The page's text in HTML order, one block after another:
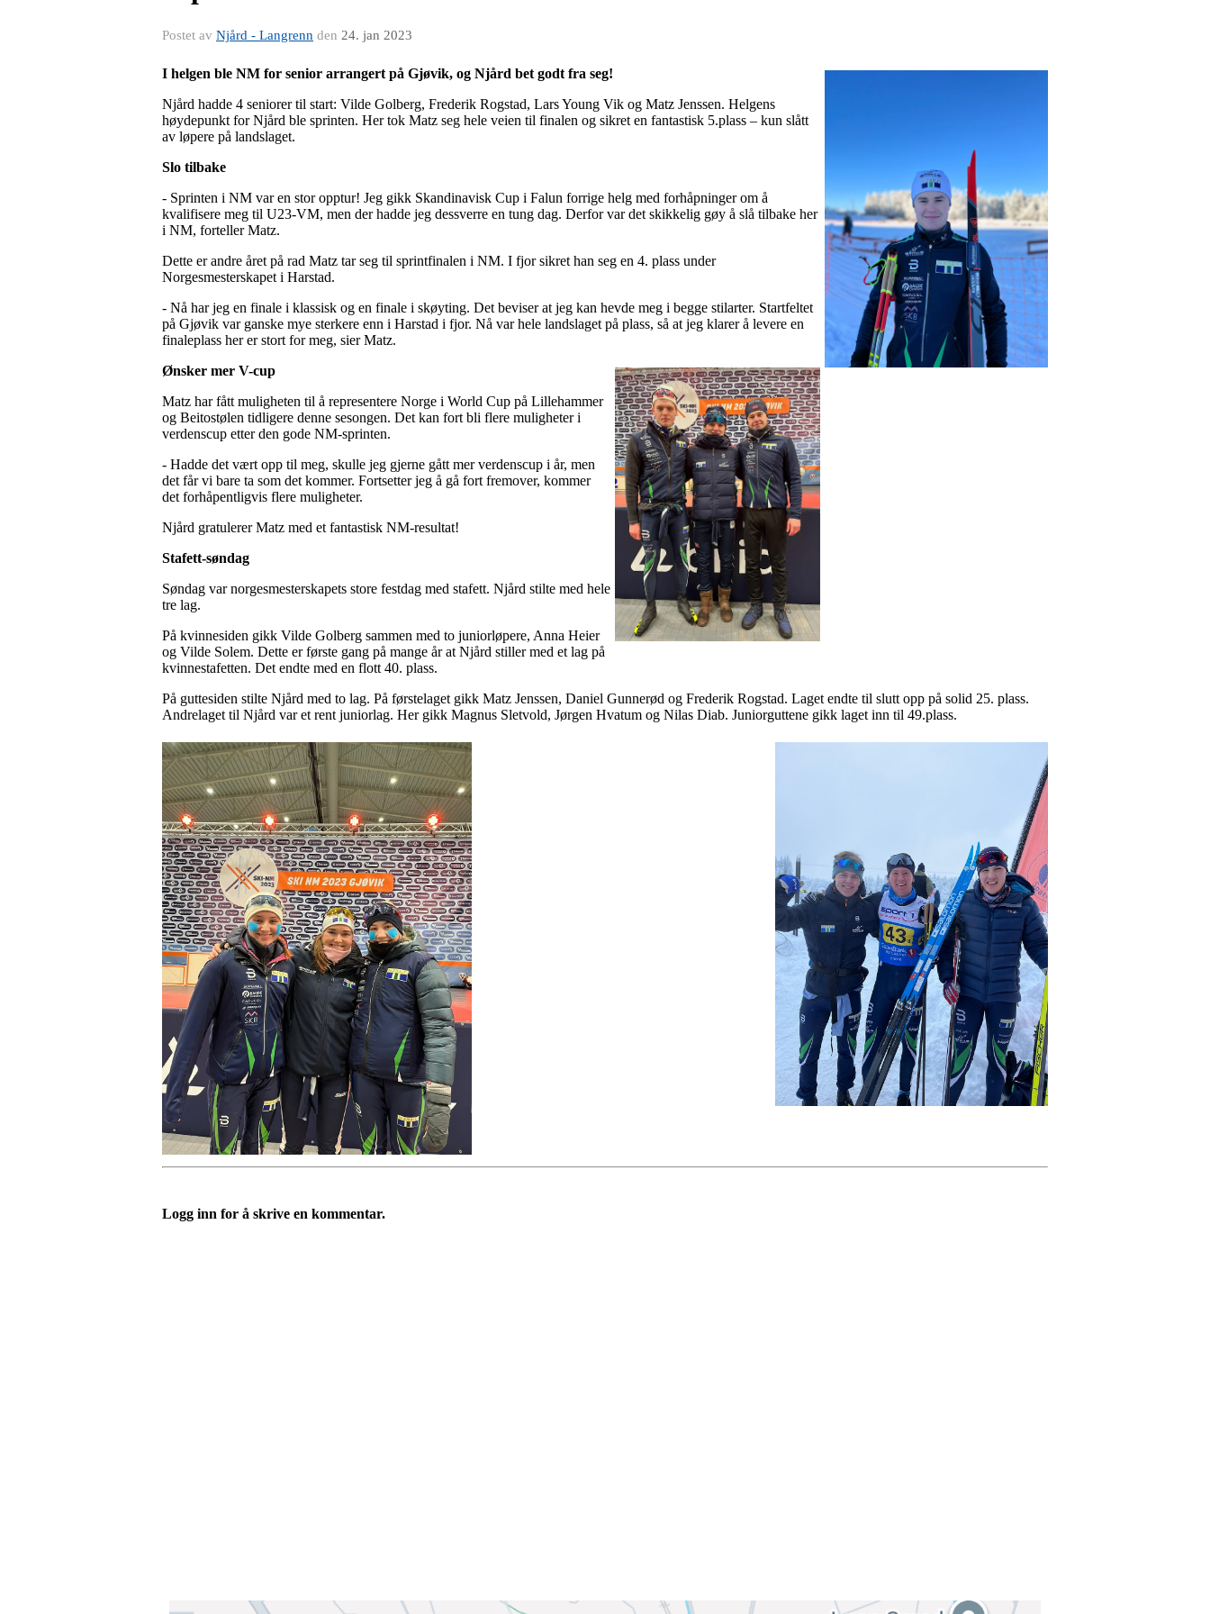
Postet av Njård - Langrenn den 24. jan 2023
I helgen ble NM for senior arrangert på Gjøvik, og Njård bet godt fra seg!
Njård hadde 4 seniorer til start: Vilde Golberg, Frederik Rogstad, Lars Young Vik og Matz Jenssen. Helgens
høydepunkt for Njård ble sprinten. Her tok Matz seg hele veien til finalen og sikret en fantastisk 5.plass – kun slått
av løpere på landslaget.
Slo tilbake
- Sprinten i NM var en stor opptur! Jeg gikk Skandinavisk Cup i Falun forrige helg med forhåpninger om å
kvalifisere meg til U23-VM, men der hadde jeg dessverre en tung dag. Derfor var det skikkelig gøy å slå tilbake her
i NM, forteller Matz.
Dette er andre året på rad Matz tar seg til sprintfinalen i NM. I fjor sikret han seg en 4. plass under
Norgesmesterskapet i Harstad.
- Nå har jeg en finale i klassisk og en finale i skøyting. Det beviser at jeg kan hevde meg i begge stilarter. Startfeltet
på Gjøvik var ganske mye sterkere enn i Harstad i fjor. Nå var hele landslaget på plass, så at jeg klarer å levere en
finaleplass her er stort for meg, sier Matz.
Ønsker mer V-cup
Matz har fått muligheten til å representere Norge i World Cup på Lillehammer
og Beitostølen tidligere denne sesongen. Det kan fort bli flere muligheter i
verdenscup etter den gode NM-sprinten.
- Hadde det vært opp til meg, skulle jeg gjerne gått mer verdenscup i år, men
det får vi bare ta som det kommer. Fortsetter jeg å gå fort fremover, kommer
det forhåpentligvis flere muligheter.
Njård gratulerer Matz med et fantastisk NM-resultat!
Stafett-søndag
Søndag var norgesmesterskapets store festdag med stafett. Njård stilte med hele
tre lag.
På kvinnesiden gikk Vilde Golberg sammen med to juniorløpere, Anna Heier
og Vilde Solem. Dette er første gang på mange år at Njård stiller med et lag på
kvinnestafetten. Det endte med en flott 40. plass.
På guttesiden stilte Njård med to lag. På førstelaget gikk Matz Jenssen, Daniel Gunnerød og Frederik Rogstad. Laget endte til slutt opp på solid 25. plass.
Andrelaget til Njård var et rent juniorlag. Her gikk Magnus Sletvold, Jørgen Hvatum og Nilas Diab. Juniorguttene gikk laget inn til 49.plass.
Logg inn for å skrive en kommentar.